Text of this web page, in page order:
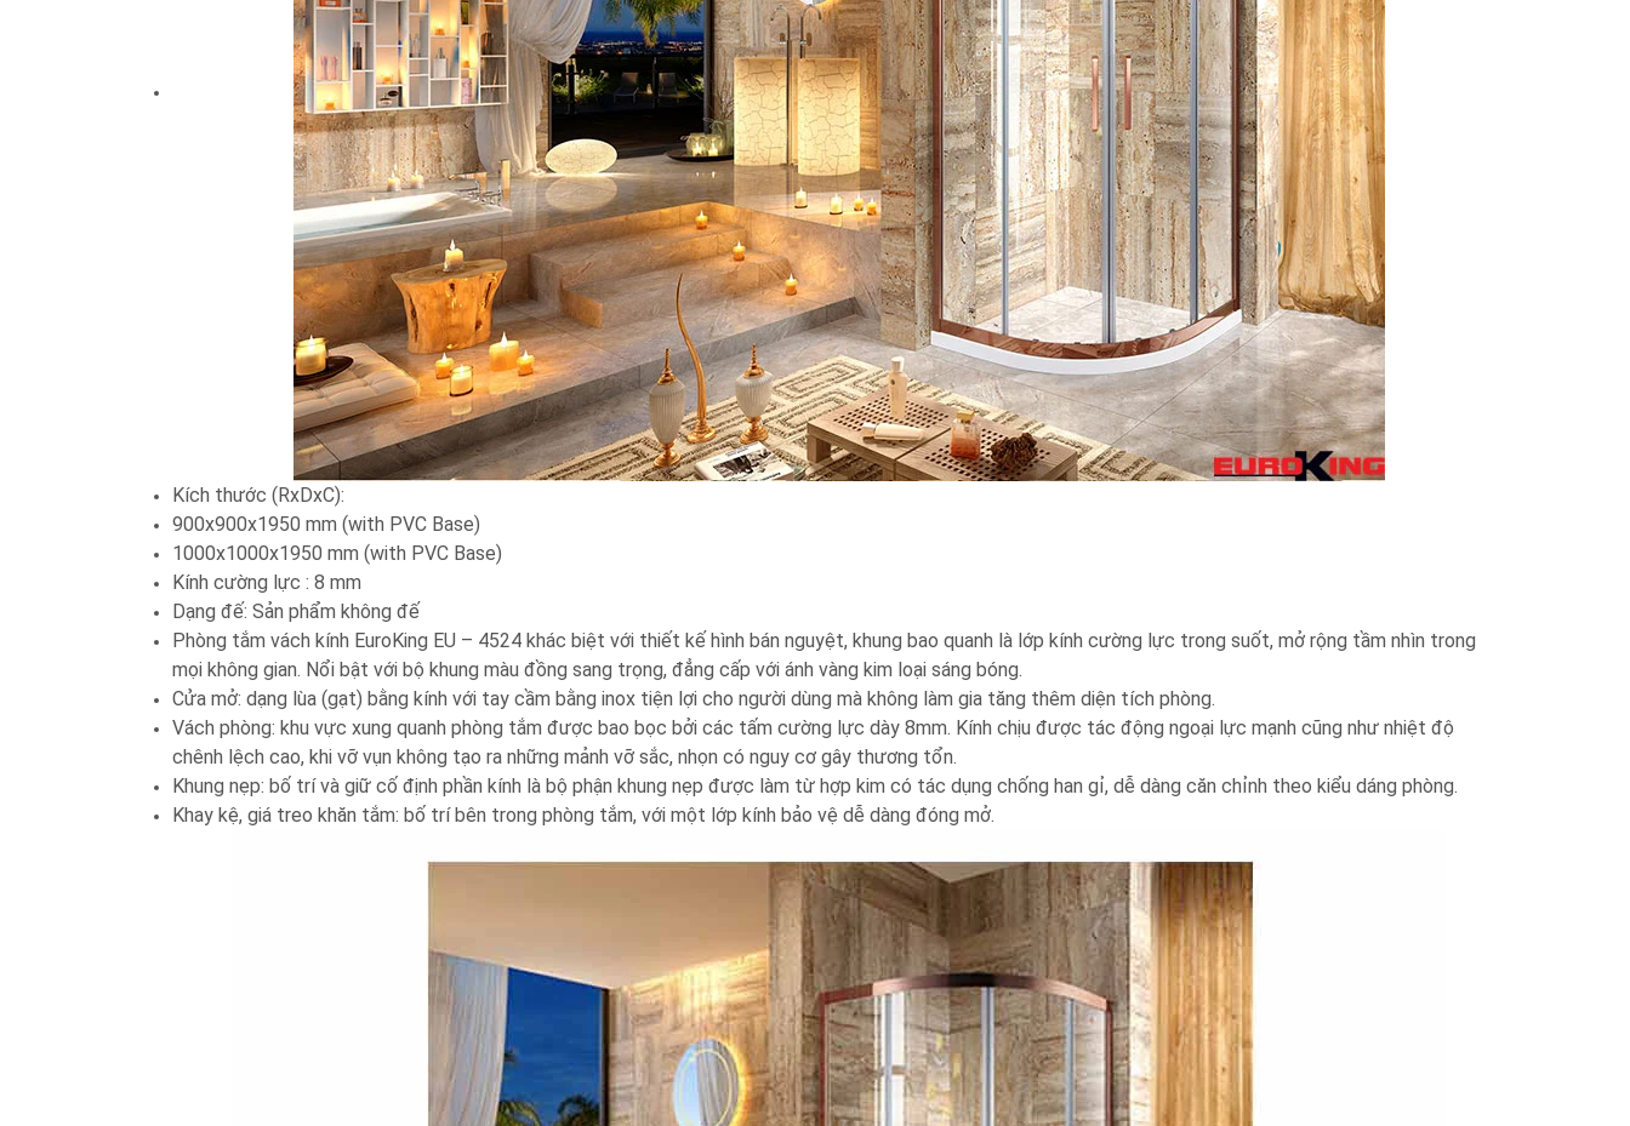
Kích thước (RxDxC):
900x900x1950 mm (with PVC Base)
1000x1000x1950 mm (with PVC Base)
Kính cường lực : 8 mm
Dạng đế: Sản phẩm không đế
Phòng tắm vách kính EuroKing EU – 4524 khác biệt với thiết kế hình bán nguyệt, khung bao quanh là lớp kính cường lực trong suốt, mở rộng tầm nhìn trong
mọi không gian. Nổi bật với bộ khung màu đồng sang trọng, đẳng cấp với ánh vàng kim loại sáng bóng.
Cửa mở: dạng lùa (gạt) bằng kính với tay cầm bằng inox tiện lợi cho người dùng mà không làm gia tăng thêm diện tích phòng.
Vách phòng: khu vực xung quanh phòng tắm được bao bọc bởi các tấm cường lực dày 8mm. Kính chịu được tác động ngoại lực mạnh cũng như nhiệt độ
chênh lệch cao, khi vỡ vụn không tạo ra những mảnh vỡ sắc, nhọn có nguy cơ gây thương tổn.
Khung nẹp: bố trí và giữ cố định phần kính là bộ phận khung nẹp được làm từ hợp kim có tác dụng chống han gỉ, dễ dàng căn chỉnh theo kiểu dáng phòng.
Khay kệ, giá treo khăn tắm: bố trí bên trong phòng tắm, với một lớp kính bảo vệ dễ dàng đóng mở.